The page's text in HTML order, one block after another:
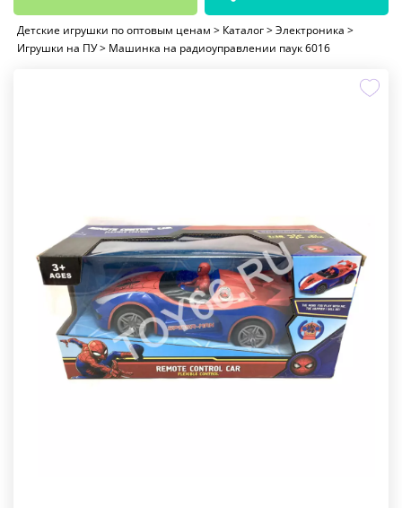
Детские игрушки по оптовым ценам > Каталог > Электроника >
Игрушки на ПУ> Машинка на радиоуправлении паук 6016